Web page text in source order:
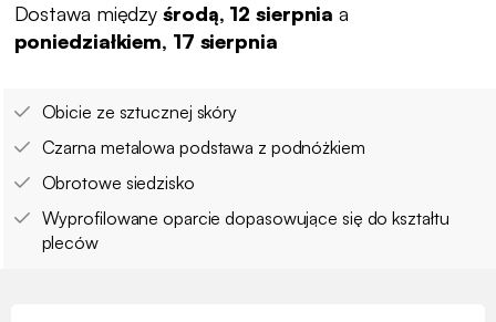
Dostawa między środą, 12 sierpnia a
poniedziałkiem, 17 sierpnia
Obicie ze sztucznej skóry
Czarna metalowa podstawa z podnóżkiem
Obrotowe siedzisko
Wyprofilowane oparcie dopasowujące się do kształtu
pleców